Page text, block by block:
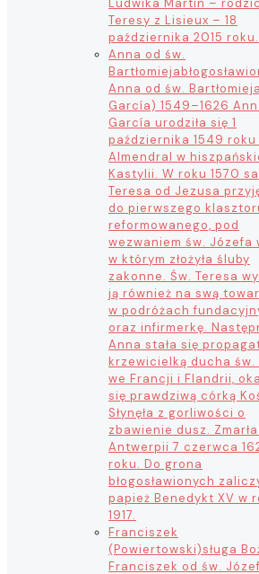
Teresy z Lisieux – 18
października 2015 roku.
Anna od św.
Bartłomieja
Anna od św.
García) 1549–1626
García urodziła się 1
października 1549 roku
Almendral w
Kastylii. W roku 1570
Teresa od Jezusa
do pierwszego
reformowanego, pod
wezwaniem św. Józefa
w którym złożyła śluby
zakonne. Św. Teresa
ją również na swą
w podróżach
oraz infirmerkę.
Anna stała się
krzewicielką ducha św.
we Francji i Flandrii,
się prawdziwą córką
Słynęła z gorliwości o
zbawienie dusz.
Antwerpii 7 czerwca
roku. Do grona
błogosławionych
papież Benedykt XV w
1917.
Franciszek
(Powiertowski)sługa
Franciszek od św.